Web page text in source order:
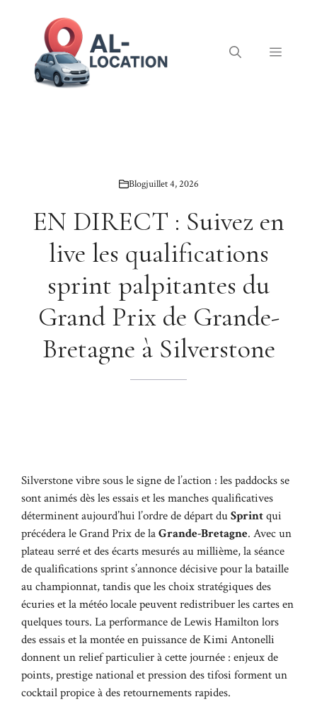
Menu
Blogjuillet 4, 2026
EN DIRECT : Suivez en
live les qualifications
sprint palpitantes du
Grand Prix de Grande-
Bretagne à Silverstone
Silverstone vibre sous le signe de l’action : les paddocks se
sont animés dès les essais et les manches qualificatives
déterminent aujourd’hui l’ordre de départ duSprintqui
précédera le Grand Prix de laGrande-Bretagne. Avec un
plateau serré et des écarts mesurés au millième, la séance
de qualifications sprint s’annonce décisive pour la bataille
au championnat, tandis que les choix stratégiques des
écuries et la météo locale peuvent redistribuer les cartes en
quelques tours. La performance de Lewis Hamilton lors
des essais et la montée en puissance de Kimi Antonelli
donnent un relief particulier à cette journée : enjeux de
points, prestige national et pression des tifosi forment un
cocktail propice à des retournements rapides.